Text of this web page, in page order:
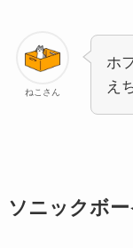
ねこさん
ホ
え
ソニックボ